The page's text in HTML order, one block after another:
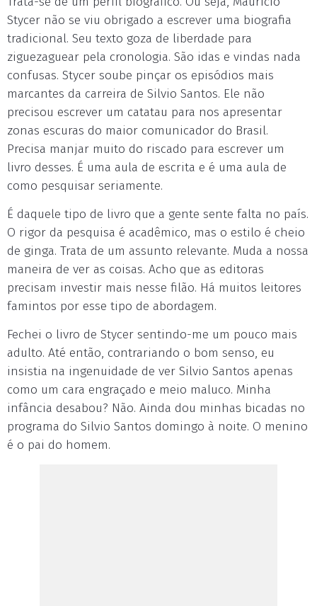
Stycer não se viu obrigado a escrever uma biografia
tradicional. Seu texto goza de liberdade para
ziguezaguear pela cronologia. São idas e vindas nada
confusas. Stycer soube pinçar os episódios mais
marcantes da carreira de Silvio Santos. Ele não
precisou escrever um catatau para nos apresentar
zonas escuras do maior comunicador do Brasil.
Precisa manjar muito do riscado para escrever um
livro desses. É uma aula de escrita e é uma aula de
como pesquisar seriamente.
É daquele tipo de livro que a gente sente falta no país.
O rigor da pesquisa é acadêmico, mas o estilo é cheio
de ginga. Trata de um assunto relevante. Muda a nossa
maneira de ver as coisas. Acho que as editoras
precisam investir mais nesse filão. Há muitos leitores
famintos por esse tipo de abordagem.
Fechei o livro de Stycer sentindo-me um pouco mais
adulto. Até então, contrariando o bom senso, eu
insistia na ingenuidade de ver Silvio Santos apenas
como um cara engraçado e meio maluco. Minha
infância desabou? Não. Ainda dou minhas bicadas no
programa do Silvio Santos domingo à noite. O menino
é o pai do homem.